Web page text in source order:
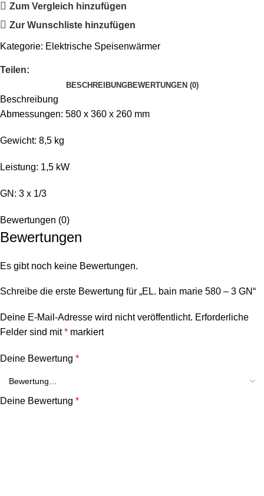
Zum Vergleich hinzufügen
Zur Wunschliste hinzufügen
Kategorie: Elektrische Speisenwärmer
Teilen:
BESCHREIBUNGBEWERTUNGEN (0)
Beschreibung
Abmessungen: 580 x 360 x 260 mm
Gewicht: 8,5 kg
Leistung: 1,5 kW
GN: 3 x 1/3
Bewertungen (0)
Bewertungen
Es gibt noch keine Bewertungen.
Schreibe die erste Bewertung für „EL. bain marie 580 – 3 GN“
Deine E-Mail-Adresse wird nicht veröffentlicht. Erforderliche
Felder sind mit* markiert
Deine Bewertung *
Deine Bewertung *